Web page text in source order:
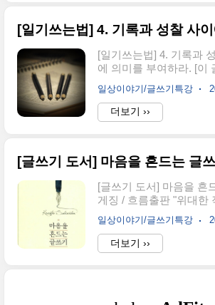
면 미움받는 것은 당연하
랑하라. 오래전 읽었던
가물하지만 그런 느낌으
다. 그 후 기시미 이치로
쓰고 싶지만 쓰지 못하는
[일기쓰는법] 4. 기록과 성찰 사이
[일기쓰는법] 4. 기록과
에 의미를 부여하라. [이
서 일부를 가져왔습니다
다. 일기를 쓰다보면 '발
칠 것인지 글쓰기를 위
때가 옵니다. 대개의 사
싶다면, 아니 사유의 깊
는 것입니다. 성찰은 사
는 작업입니다. 다음의
버스는 느리다. 기차는
인 서술 같지만, 상대적
다는 표현은 기차나 비
일상이야기/글쓰기특강
더보기 ››
[글쓰기 도서] 마음을 흔
게징 / 흐름출판 "위대한
소설 쓰기의 비밀" 반드
도록 첫 문장을 써라. 일
삶, 읽기, 글쓰기2장 스
이 쓰는 이야기와 할리우
일상이야기/글쓰기특강
더보기 ››